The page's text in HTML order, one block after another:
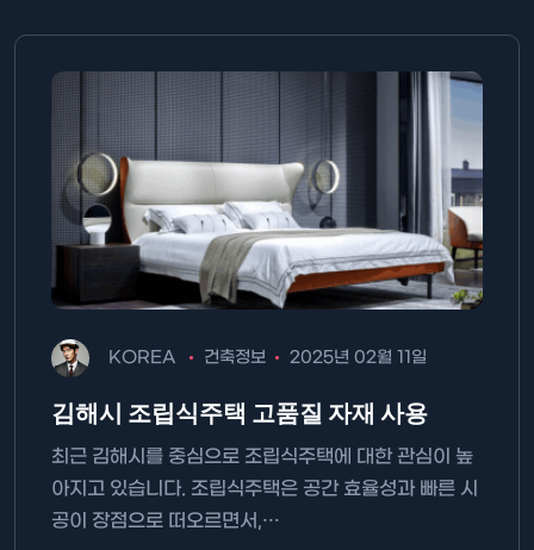
KOREA 건축정보 2025년 02월 11일
김해시 조립식주택 고품질 자재 사용
최근 김해시를 중심으로 조립식주택에 대한 관심이 높
아지고 있습니다. 조립식주택은 공간 효율성과 빠른 시
공이 장점으로 떠오르면서,…